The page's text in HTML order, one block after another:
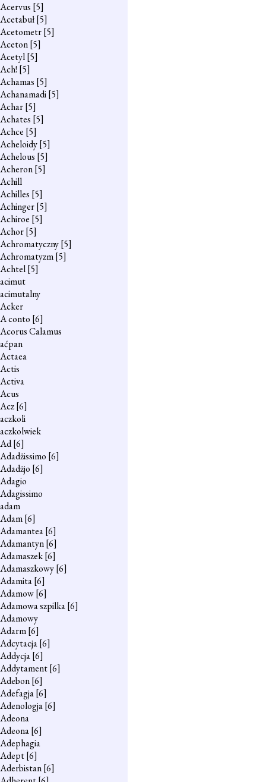
Acervus [5]
Acetabuł[5]
Acetometr[5]
Aceton[5]
Acetyl[5]
Ach! [5]
Achamas [5]
Achanamadi[5]
Achar[5]
Achates [5]
Achce [5]
Acheloidy[5]
Achelous [5]
Acheron[5]
Achill
Achilles [5]
Achinger[5]
Achiroe [5]
Achor[5]
Achromatyczny[5]
Achromatyzm[5]
Achtel[5]
acimut
acimutalny
Acker
A conto [6]
Acorus Calamus
aćpan
Actaea
Actis
Activa
Acus
Acz[6]
aczkoli
aczkolwiek
Ad[6]
Adadżissimo [6]
Adadżjo [6]
Adagio
Adagissimo
adam
Adam[6]
Adamantea[6]
Adamantyn[6]
Adamaszek[6]
Adamaszkowy[6]
Adamita[6]
Adamow[6]
Adamowa szpilka[6]
Adamowy
Adarm[6]
Adcytacja[6]
Addycja[6]
Addytament[6]
Adebon[6]
Adefagja[6]
Adenologja[6]
Adeona
Adeona[6]
Adephagia
Adept[6]
Aderbistan[6]